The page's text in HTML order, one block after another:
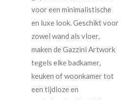
voor een minimalistische
en luxe look. Geschikt voor
zowel wand als vloer,
maken de Gazzini Artwork
tegels elke badkamer,
keuken of woonkamer tot
een tijdloze en